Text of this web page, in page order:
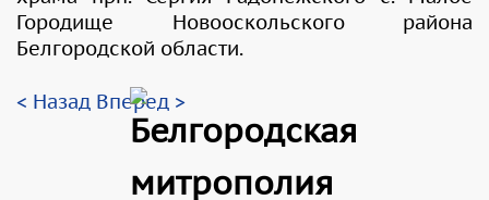
Городище Новооскольского района
Белгородской области.
< Назад Вперед >